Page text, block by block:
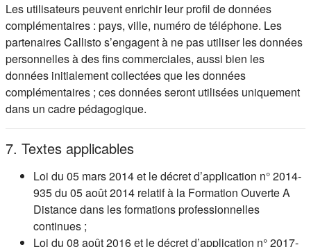
Les utilisateurs peuvent enrichir leur profil de données
complémentaires : pays, ville, numéro de téléphone. Les
partenaires Callisto s’engagent à ne pas utiliser les données
personnelles à des fins commerciales, aussi bien les
données initialement collectées que les données
complémentaires ; ces données seront utilisées uniquement
dans un cadre pédagogique.
7. Textes applicables
Loi du 05 mars 2014 et le décret d’application n° 2014-
935 du 05 août 2014 relatif à la Formation Ouverte A
Distance dans les formations professionnelles
continues ;
Loi du 08 août 2016 et le décret d’application n° 2017-